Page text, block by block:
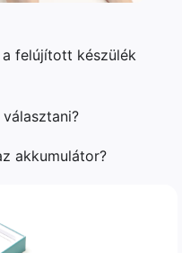
felújított készülék
akkumulátor?